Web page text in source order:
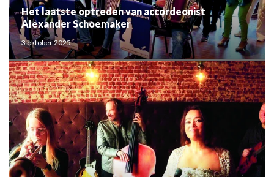
Het laatste optreden van accordeonist
Alexander Schoemaker
3 oktober 2025